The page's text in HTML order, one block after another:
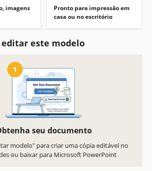
imagens
Pronto para impressão em
casa ou no escritório
editar este modelo
1
seu documento
modelo" para criar uma cópia editável no
ou baixar para Microsoft PowerPoint